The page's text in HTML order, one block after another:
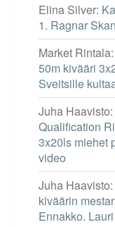
Elina Silver:
1. Ragnar
Market Rintala:
50m kivääri
Sveitsille
Juha Haavisto:
Qualification
3x20ls miehet
video
Juha Haavisto:
kiväärin
Ennakko.